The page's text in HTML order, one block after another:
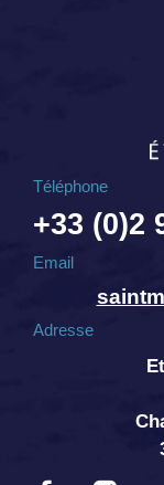
Téléphone
+33 (0)2
Email
Adresse